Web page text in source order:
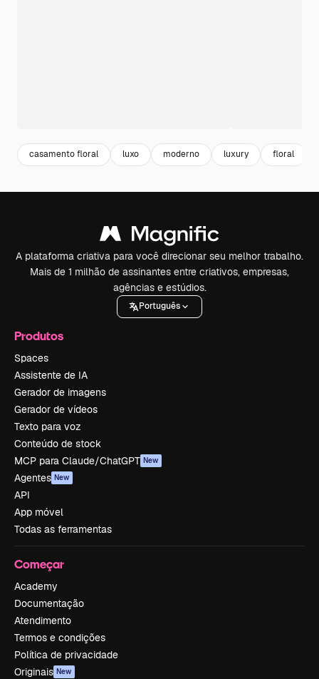
casamento floral luxo moderno luxury floral
A plataforma criativa para você direcionar seu melhor trabalho.
Mais de 1 milhão de assinantes entre criativos, empresas,
agências e estúdios.
Português
Produtos
Spaces
Assistente de IA
Gerador de imagens
Gerador de vídeos
Texto para voz
Conteúdo de stock
MCP para Claude/ChatGPT New
Agentes New
API
App móvel
Todas as ferramentas
Começar
Academy
Documentação
Atendimento
Termos e condições
Política de privacidade
Originais New